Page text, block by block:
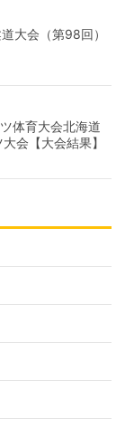
大会（第98回）
体育大会北海道
会【大会結果】